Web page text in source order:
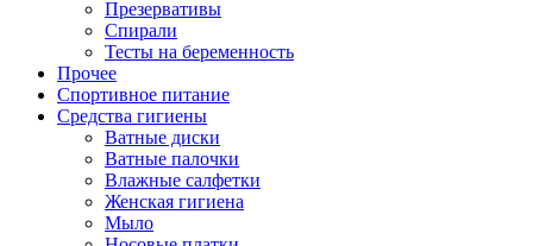
Презервативы
Спирали
Тесты на беременность
Прочее
Спортивное питание
Средства гигиены
Ватные диски
Ватные палочки
Влажные салфетки
Женская гигиена
Мыло